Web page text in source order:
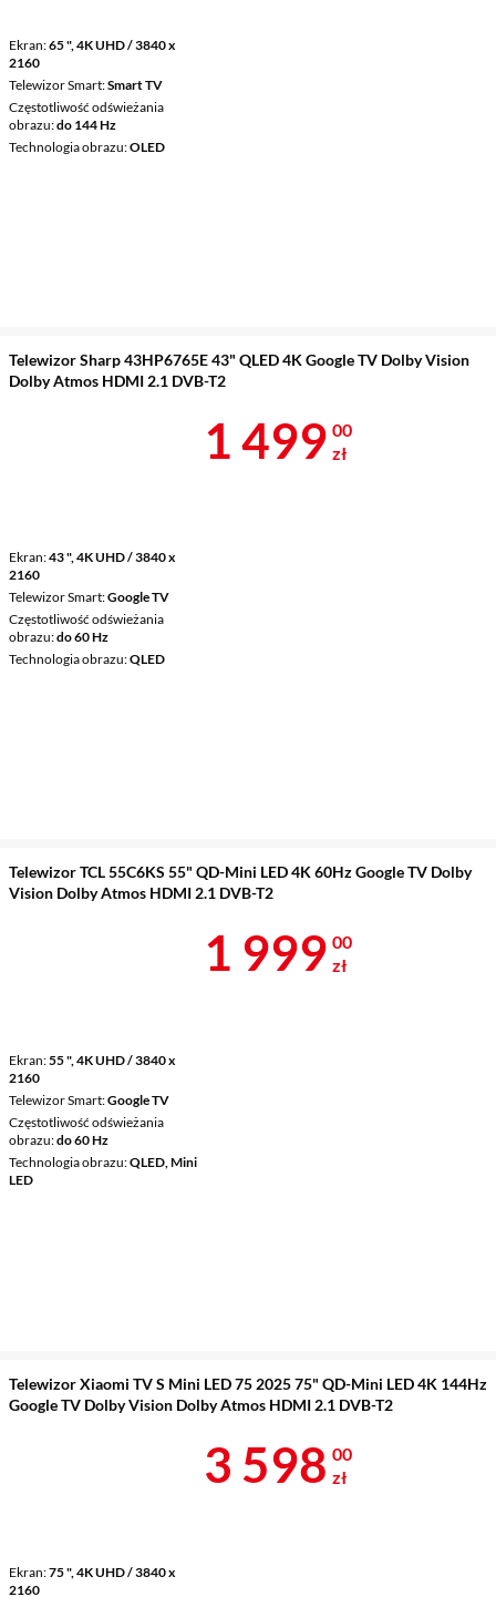
Ekran 65 ", 4K UHD / 3840 x
2160
Telewizor Smart Smart TV
Częstotliwość odświeżania
obrazu do 144 Hz
Technologia obrazu OLED
Telewizor Sharp 43HP6765E 43" QLED 4K Google TV Dolby Vision
Dolby Atmos HDMI 2.1 DVB-T2
Ekran 43 ", 4K UHD / 3840 x
2160
Telewizor Smart Google TV
Częstotliwość odświeżania
obrazu do 60 Hz
Technologia obrazu QLED
Cena 1 499 zł
1 499 00
zł
Telewizor TCL 55C6KS 55" QD-Mini LED 4K 60Hz Google TV Dolby
Vision Dolby Atmos HDMI 2.1 DVB-T2
Ekran 55 ", 4K UHD / 3840 x
2160
Telewizor Smart Google TV
Częstotliwość odświeżania
obrazu do 60 Hz
Technologia obrazu QLED, Mini
LED
Cena 1 999 zł
1 999 00
zł
Telewizor Xiaomi TV S Mini LED 75 2025 75" QD-Mini LED 4K 144Hz
Google TV Dolby Vision Dolby Atmos HDMI 2.1 DVB-T2
Ekran 75 ", 4K UHD / 3840 x
2160
Cena 3 598 zł
3 598 00
zł